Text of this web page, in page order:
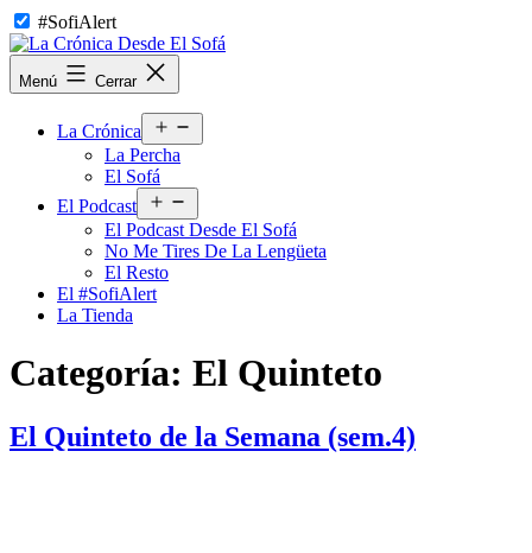
Saltar
al
contenido
#SofiAlert
La
Crónica
Menú Cerrar
La Crónica
el
La Percha
El Sofá
El Podcast
el
menú
El Podcast Desde El Sofá
No Me Tires De La Lengüeta
El Resto
El #SofiAlert
La Tienda
Categoría: El Quinteto
El Quinteto de la Semana (sem.4)